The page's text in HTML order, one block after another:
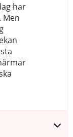
har
Men